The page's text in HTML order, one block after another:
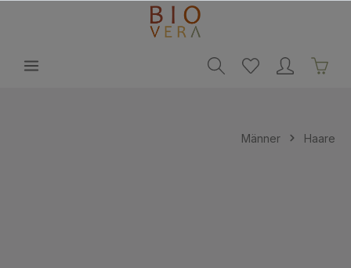
Männer Haare